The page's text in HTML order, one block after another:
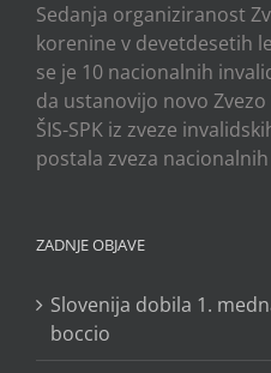
Sedanja organiziranost
korenine v devetdesetih
se je 10 nacionalnih
da ustanovijo novo Zvezo
ŠIS-SPK iz zveze
postala zveza
ZADNJE OBJAVE
Slovenija dobila 1.
boccio